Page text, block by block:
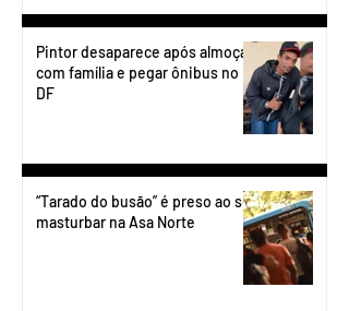
Pintor desaparece após almoçar
com família e pegar ônibus no
DF
“Tarado do busão” é preso ao se
masturbar na Asa Norte